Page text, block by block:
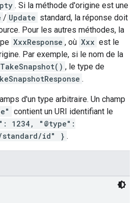
. Si la méthode d'origine est une
/ Update standard, la réponse doit
Pour les autres méthodes, la
XxxResponse , où Xxx est le
Par exemple, si le nom de la
TakeSnapshot() , le type de
.
d'un type arbitraire. Un champ
contient un URI identifiant le
1234, "@type":
standard/id" } .